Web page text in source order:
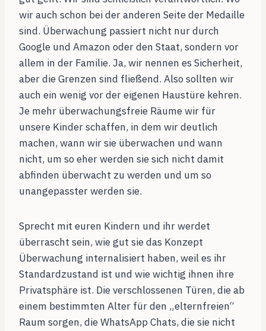
wir auch schon bei der anderen Seite der Medaille
sind. Überwachung passiert nicht nur durch
Google und Amazon oder den Staat, sondern vor
allem in der Familie. Ja, wir nennen es Sicherheit,
aber die Grenzen sind fließend. Also sollten wir
auch ein wenig vor der eigenen Haustüre kehren.
Je mehr überwachungsfreie Räume wir für
unsere Kinder schaffen, in dem wir deutlich
machen, wann wir sie überwachen und wann
nicht, um so eher werden sie sich nicht damit
abfinden überwacht zu werden und um so
unangepasster werden sie.
Sprecht mit euren Kindern und ihr werdet
überrascht sein, wie gut sie das Konzept
Überwachung internalisiert haben, weil es ihr
Standardzustand ist und wie wichtig ihnen ihre
Privatsphäre ist. Die verschlossenen Türen, die ab
einem bestimmten Alter für den „elternfreien“
Raum sorgen, die WhatsApp Chats, die sie nicht